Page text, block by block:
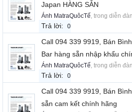
Japan HÀNG SẴN
Ánh MatraQuôcTế, trong diễn
Trả lời: 0
Call 094 339 9919, Bán
Bar hàng sẵn nhập khẩu
Ánh MatraQuôcTế, trong diễn
Trả lời: 0
Call 094 339 9919, Bán
sẵn cam kết chính hãng